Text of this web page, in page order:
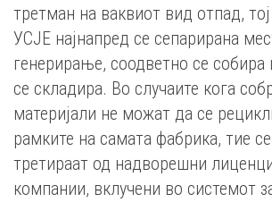
третман на ваквиот вид отпад,
УСЈЕ најнапред се сепарирана
генерирање, соодветно се
се складира. Во случаите кога
материјали не можат да се
рамките на самата фабрика, тие
третираат од надворешни
компании, вклучени во системот